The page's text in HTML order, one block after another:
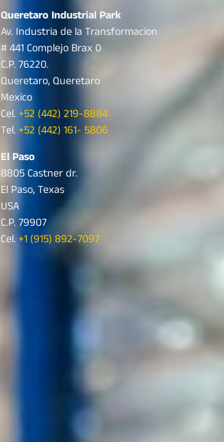
Queretaro Industrial Park
Av. Industria de la Transformacion
# 441 Complejo Brax 0
C.P. 76220.
Queretaro, Queretaro
Mexico
Cel. +52 (442) 219-8884
Tel. +52 (442) 161- 5806
El Paso
8805 Castner dr.
El Paso, Texas
USA
C.P. 79907
Cel.+1 (915) 892-7097